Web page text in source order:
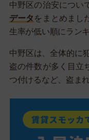
中野区の治安につい
データ をまとめまし
生率が低い順にラン
中野区は、全体的に
盗の件数が多く目立
つ付けるなど、盗ま